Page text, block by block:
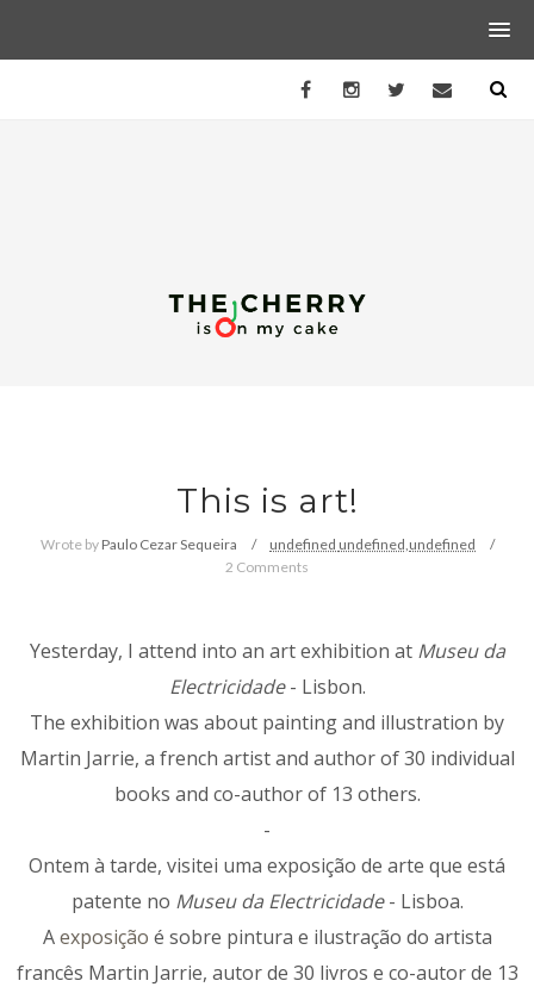
This is art!
Wrote by Paulo Cezar Sequeira undefined undefined, undefined
2 Comments
Yesterday, I attend into an art exhibition at Museu da
Electricidade- Lisbon.
The exhibition was about painting and illustration by
Martin Jarrie, a french artist and author of 30 individual
books and co-author of 13 others.
-
Ontem à tarde, visitei uma exposição de arte que está
patente no Museu da Electricidade- Lisboa.
Aexposição é sobre pintura e ilustração do artista
francês Martin Jarrie, autor de 30 livros e co-autor de 13